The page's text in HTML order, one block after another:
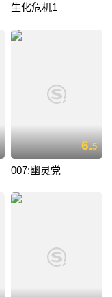
生化危机1
6.5
007:幽灵党